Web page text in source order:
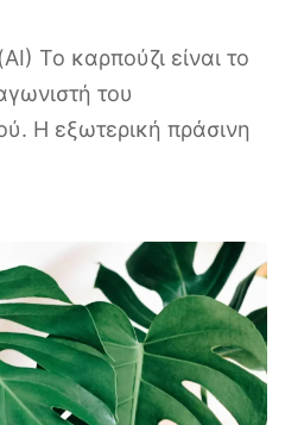
Το καρπούζι είναι το
του
Η εξωτερική πράσινη